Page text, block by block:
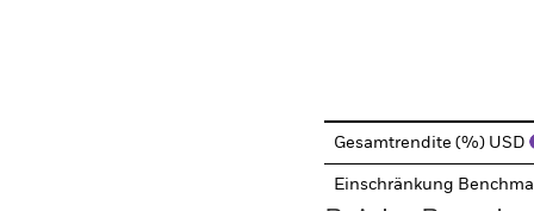
Gesamtrendite (%) USD
Einschränkung